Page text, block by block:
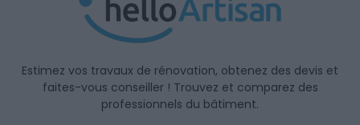
Estimez vos travaux de rénovation, obtenez des devis et
faites-vous conseiller ! Trouvez et comparez des
professionnels du bâtiment.